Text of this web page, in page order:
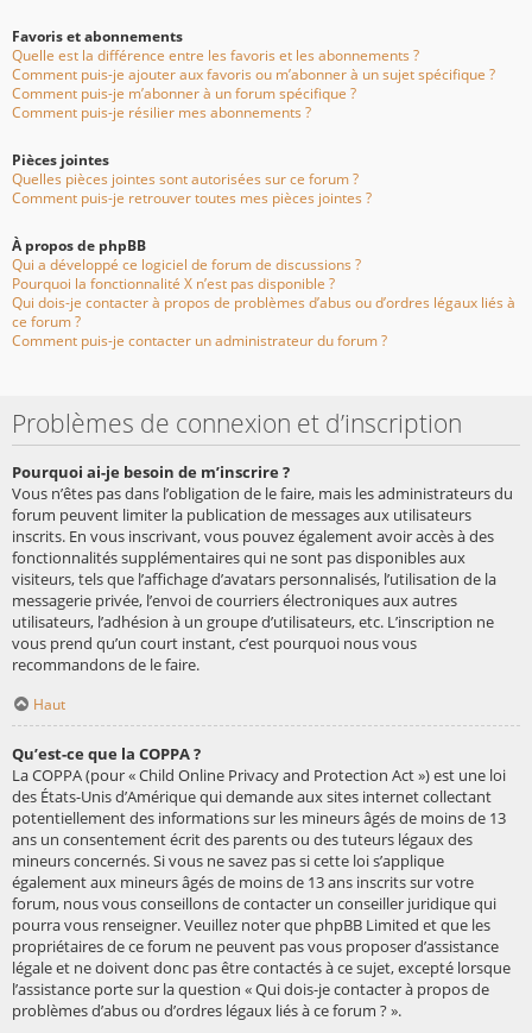
Favoris et abonnements
Quelle est la différence entre les favoris et les abonnements ?
Comment puis-je ajouter aux favoris ou m’abonner à un sujet spécifique ?
Comment puis-je m’abonner à un forum spécifique ?
Comment puis-je résilier mes abonnements ?
Pièces jointes
Quelles pièces jointes sont autorisées sur ce forum ?
Comment puis-je retrouver toutes mes pièces jointes ?
À propos de phpBB
Qui a développé ce logiciel de forum de discussions ?
Pourquoi la fonctionnalité X n’est pas disponible ?
Qui dois-je contacter à propos de problèmes d’abus ou d’ordres légaux liés à
ce forum ?
Comment puis-je contacter un administrateur du forum ?
Problèmes de connexion et d’inscription
Pourquoi ai-je besoin de m’inscrire ?
Vous n’êtes pas dans l’obligation de le faire, mais les administrateurs du
forum peuvent limiter la publication de messages aux utilisateurs
inscrits. En vous inscrivant, vous pouvez également avoir accès à des
fonctionnalités supplémentaires qui ne sont pas disponibles aux
visiteurs, tels que l’affichage d’avatars personnalisés, l’utilisation de la
messagerie privée, l’envoi de courriers électroniques aux autres
utilisateurs, l’adhésion à un groupe d’utilisateurs, etc. L’inscription ne
vous prend qu’un court instant, c’est pourquoi nous vous
recommandons de le faire.
Haut
Qu’est-ce que la COPPA ?
La COPPA (pour « Child Online Privacy and Protection Act ») est une loi
des États-Unis d’Amérique qui demande aux sites internet collectant
potentiellement des informations sur les mineurs âgés de moins de 13
ans un consentement écrit des parents ou des tuteurs légaux des
mineurs concernés. Si vous ne savez pas si cette loi s’applique
également aux mineurs âgés de moins de 13 ans inscrits sur votre
forum, nous vous conseillons de contacter un conseiller juridique qui
pourra vous renseigner. Veuillez noter que phpBB Limited et que les
propriétaires de ce forum ne peuvent pas vous proposer d’assistance
légale et ne doivent donc pas être contactés à ce sujet, excepté lorsque
l’assistance porte sur la question « Qui dois-je contacter à propos de
problèmes d’abus ou d’ordres légaux liés à ce forum ? ».